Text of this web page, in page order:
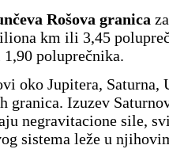
Rošova granica
km ili 3,45
poluprečnika.
oko Jupitera,
granica. Izuzev
negravitacione sile,
sistema leže u